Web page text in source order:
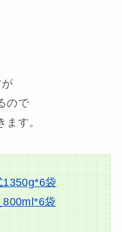
ので
す。
1350g*6袋
800ml*6袋